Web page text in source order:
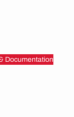
Documentation